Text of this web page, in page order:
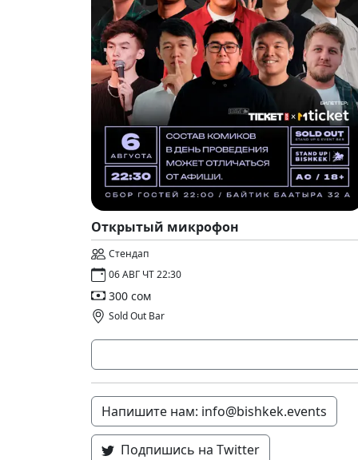
Открытый микрофон
Стендап
06 АВГ ЧТ 22:30
300 сом
Sold Out Bar
Напишите нам: info@bishkek.events
Подпишись на Twitter